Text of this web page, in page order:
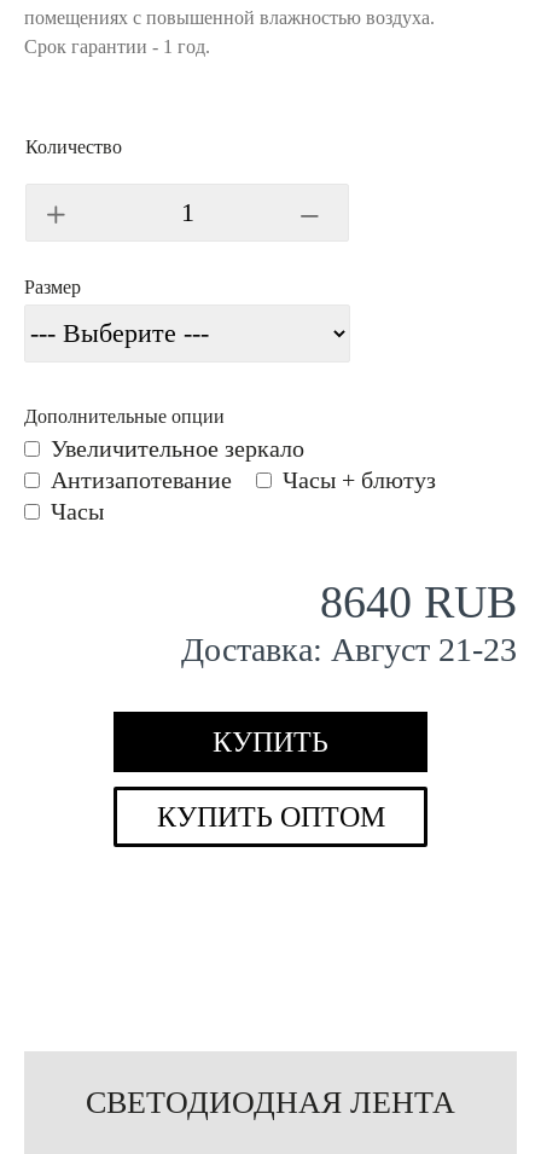
помещениях с повышенной влажностью воздуха.
Срок гарантии - 1 год.
8640 RUB
Размер
Дополнительные опции
Увеличительное зеркало
Антизапотевание
Часы + блютуз
Часы
Количество
Доставка: Август 21-23
КУПИТЬ
КУПИТЬ ОПТОМ
СВЕТОДИОДНАЯ ЛЕНТА